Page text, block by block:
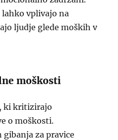
vplivajo na
ljudje glede moških v
moškosti
ki kritizirajo
o moškosti.
za pravice